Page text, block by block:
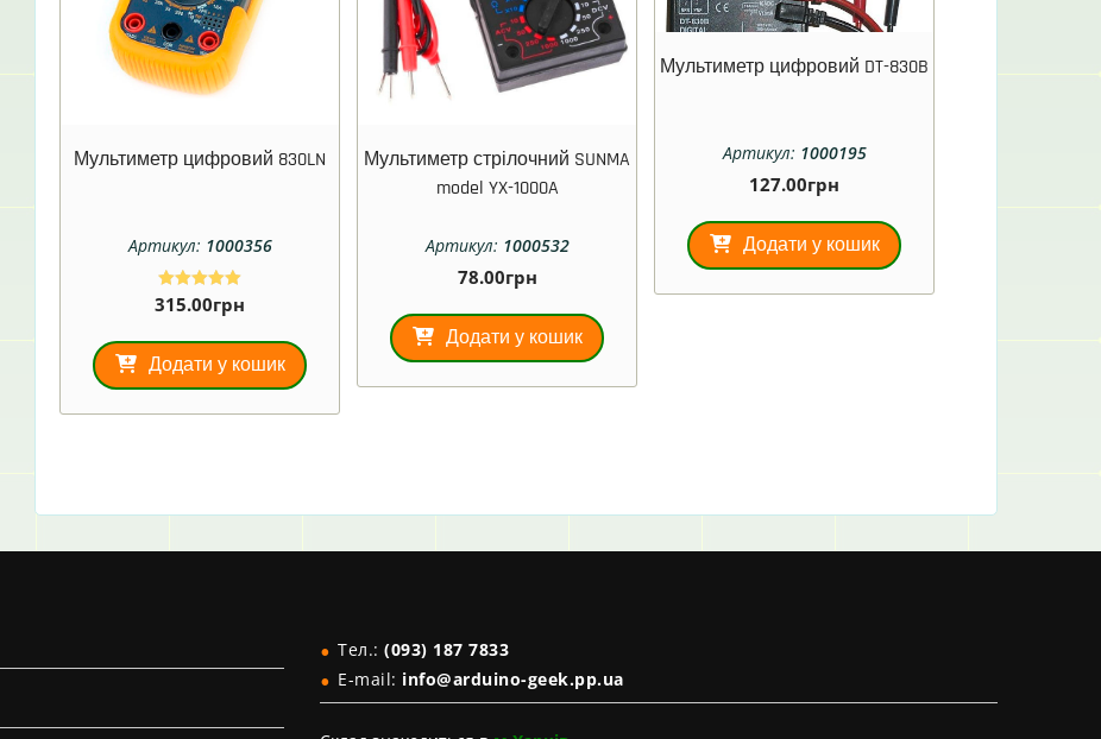
Мультиметр цифровий 830LN
Артикул: 1000356
Оцінено в
5.00
315.00грн
Додати у кошик
Мультиметр стрілочний SUNMA
model YX-1000A
Артикул: 1000532
78.00грн
Додати у кошик
Мультиметр цифровий DT-830B
Артикул: 1000195
127.00грн
Додати у кошик
Тел.: (093) 187 7833
E-mail: info@arduino-geek.pp.ua